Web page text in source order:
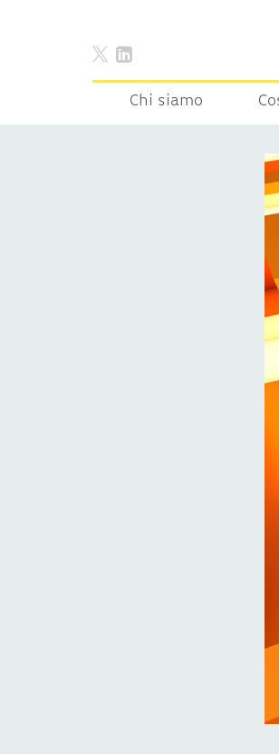
Chi siamo